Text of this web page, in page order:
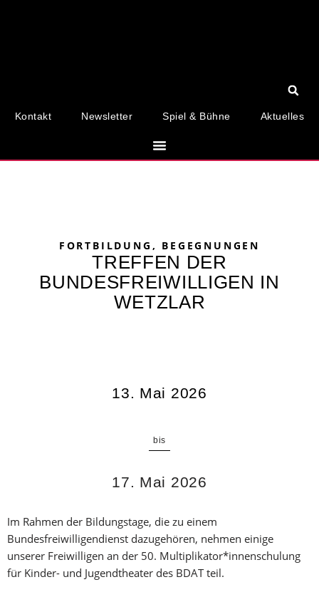
Kontakt Newsletter Spiel & Bühne Aktuelles
FORTBILDUNG, BEGEGNUNGEN
TREFFEN DER
BUNDESFREIWILLIGEN IN
WETZLAR
13. Mai 2026
17. Mai 2026
Im Rahmen der Bildungstage, die zu einem
Bundesfreiwilligendienst dazugehören, nehmen einige
unserer Freiwilligen an der 50. Multiplikator*innenschulung
für Kinder- und Jugendtheater des BDAT teil.